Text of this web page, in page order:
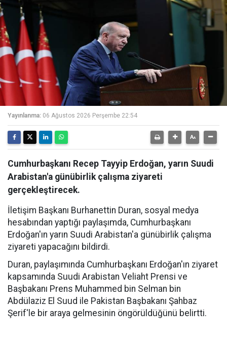
Yayınlanma: 06 Ağustos 2026 Perşembe 22:54
Cumhurbaşkanı Recep Tayyip Erdoğan, yarın Suudi
Arabistan'a günübirlik çalışma ziyareti
gerçekleştirecek.
İletişim Başkanı Burhanettin Duran, sosyal medya
hesabından yaptığı paylaşımda, Cumhurbaşkanı
Erdoğan'ın yarın Suudi Arabistan'a günübirlik çalışma
ziyareti yapacağını bildirdi.
Duran, paylaşımında Cumhurbaşkanı Erdoğan'ın ziyaret
kapsamında Suudi Arabistan Veliaht Prensi ve
Başbakanı Prens Muhammed bin Selman bin
Abdülaziz El Suud ile Pakistan Başbakanı Şahbaz
Şerif'le bir araya gelmesinin öngörüldüğünü belirtti.